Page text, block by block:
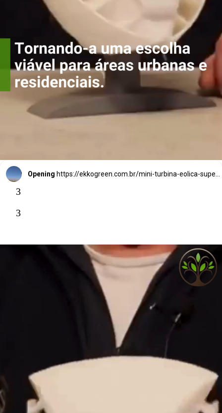
residenciais.
Opening
3
3